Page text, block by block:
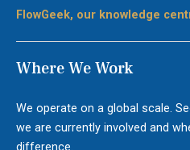
FlowGeek, our knowledge
Where We Work
We operate on a global scale.
we are currently involved and